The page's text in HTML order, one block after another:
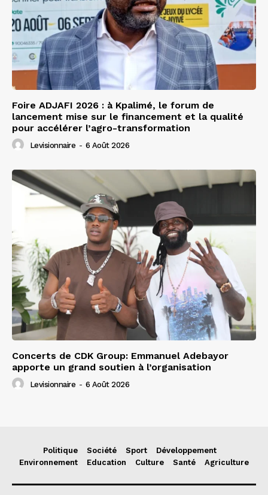
Foire ADJAFI 2026 : à Kpalimé, le forum de
lancement mise sur le financement et la qualité
pour accélérer l’agro-transformation
Levisionnaire - 6 Août 2026
Concerts de CDK Group: Emmanuel Adebayor
apporte un grand soutien à l’organisation
Levisionnaire - 6 Août 2026
Politique Société Sport
Développement
Environnement
Education Culture Santé Agriculture